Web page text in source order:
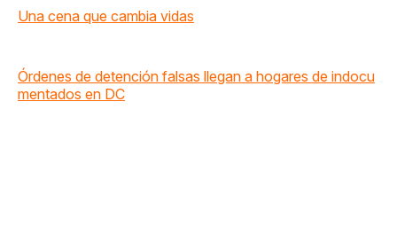
Una cena que cambia vidas
Órdenes de detención falsas llegan a hogares de indocu
mentados en DC